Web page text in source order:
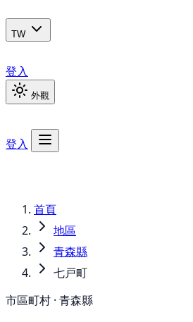
TW
登入
外觀
登入
首頁
地區
青森縣
七戸町
市區町村 · 青森縣